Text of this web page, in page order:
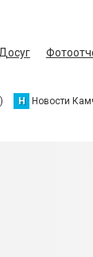
Досуг
Н Новости